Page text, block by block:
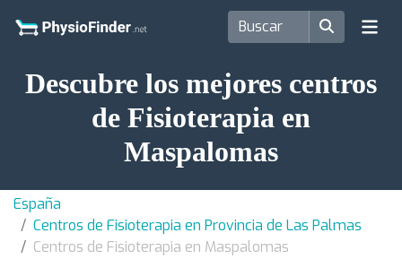
Descubre los mejores centros
de Fisioterapia en
Maspalomas
España
Centros de Fisioterapia en Provincia de Las Palmas
Centros de Fisioterapia en Maspalomas